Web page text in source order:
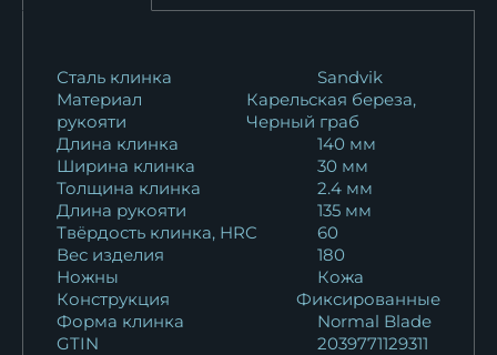
Нож Вепрь ELMAX черный
граб акрил
Нож Вепрь дамаск
нержавеющий кость...
146 401₽
Нож Вепрь дамаск
нержавеющий кость...
Сталь клинка
Sandvik
Материал
рукояти
Карельская береза,
Черный граб
Длина клинка
140 мм
Ширина клинка
30 мм
Толщина клинка
2.4 мм
Длина рукояти
135 мм
Твёрдость клинка, HRC
60
Вес изделия
180
Ножны
Кожа
Конструкция
Фиксированные
Форма клинка
Normal Blade
GTIN
2039771129311